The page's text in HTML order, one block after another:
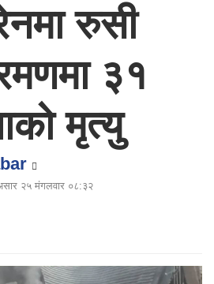
रुसी
३१
मृत्यु
२५ मंगलवार ०८:३२